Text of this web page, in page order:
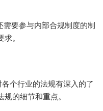
要参与内部合规制度的制
。
个行业的法规有深入的了
的细节和重点。